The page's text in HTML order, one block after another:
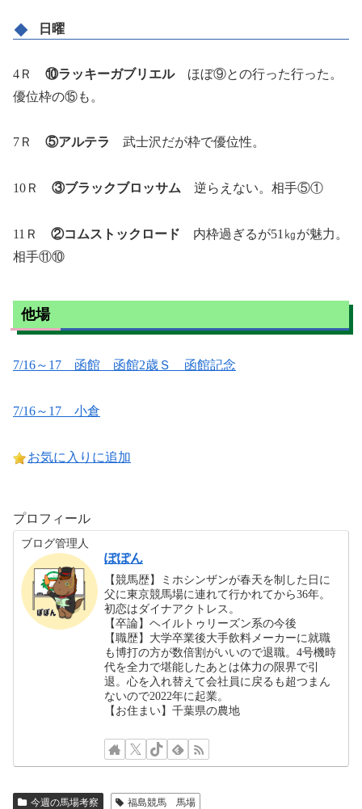
日曜
4Ｒ ⑩ラッキーガブリエルほぼ⑨との行った行った。
優位枠の⑮も。
7Ｒ ⑤アルテラ 武士沢だが枠で優位性。
10Ｒ ③ブラックブロッサム 逆らえない。相手⑤①
11Ｒ ②コムストックロード 内枠過ぎるが51㎏が魅力。
相手⑪⑩
他場
7/16～17 函館 函館2歳Ｓ 函館記念
7/16～17 小倉
お気に入りに追加
プロフィール
ブログ管理人
ぽぽん
【競馬歴】ミホシンザンが春天を制した日に
父に東京競馬場に連れて行かれてから36年。
初恋はダイナアクトレス。
【卒論】ヘイルトゥリーズン系の今後
【職歴】大学卒業後大手飲料メーカーに就職
も博打の方が数倍割がいいので退職。4号機時
代を全力で堪能したあとは体力の限界で引
退。心を入れ替えて会社員に戻るも超つまん
ないので2022年に起業。
【お住まい】千葉県の農地
今週の馬場考察 福島競馬 馬場